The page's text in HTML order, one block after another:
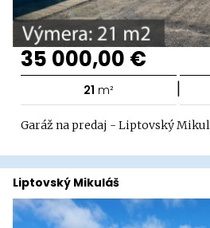
35 000,00 €
21 m² |
Garáž na predaj - Liptovský
Liptovský Mikuláš